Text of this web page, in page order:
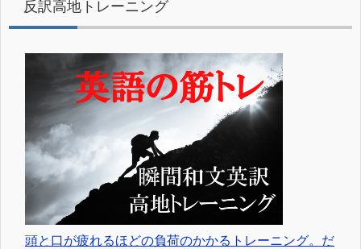
反訳高地トレーニング
頭と口が疲れるほどの負荷のかかるトレーニング。だ